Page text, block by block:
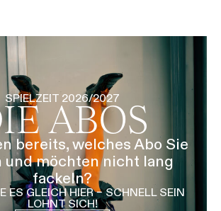
SPIELZEIT 2026/2027
ABOS
bereits, welches Abo Sie
und möchten nicht lang
fackeln?
ES GLEICH HIER – SCHNELL SEIN
LOHNT SICH!